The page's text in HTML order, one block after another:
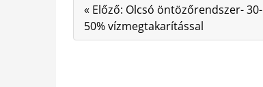
« Előző: Olcsó öntözőrendszer- 30-
50% vízmegtakarítással